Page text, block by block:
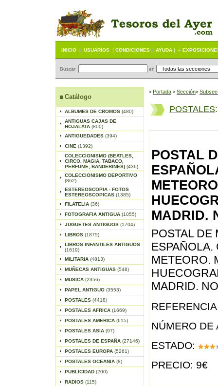
INICIO | USUARIOS | CONDICIONES | AYUDA | «
Buscar en
Catálogo
ALBUMES DE CROMOS (480)
ANTIGUAS CAJAS DE
HOJALATA (800)
ANTIGUEDADES (394)
CINE (1392)
COLECCIONISMO (BEATLES,
CIRCO, MAGIA, TABACO,
PERFUME, BANDERINES) (436)
COLECCIONISMO DEPORTIVO
(862)
ESTEREOSCOPIA - FOTOS
ESTEREOSCOPICAS (1385)
FILATELIA (36)
FOTOGRAFIA ANTIGUA (1055)
JUGUETES ANTIGUOS (1704)
LIBROS (1875)
LIBROS INFANTILES ANTIGUOS
(1619)
MILITARIA (4813)
MUÑECAS ANTIGUAS (548)
MUSICA (2356)
PAPEL ANTIGUO (3553)
POSTALES (4418)
POSTALES AFRICA (1669)
POSTALES AMERICA (615)
POSTALES ASIA (97)
POSTALES DE ESPAÑA (27146)
POSTALES EUROPA (5261)
POSTALES OCEANIA (8)
PUBLICIDAD (200)
RADIOS (115)
> Portada > Sección>
POSTALES
POSTAL
MADRID.
POSTAL DE
ESPAÑOLA.
METEORO.
MADRID.
NÚMERO DE
ESTADO:
PRECIO: 9€